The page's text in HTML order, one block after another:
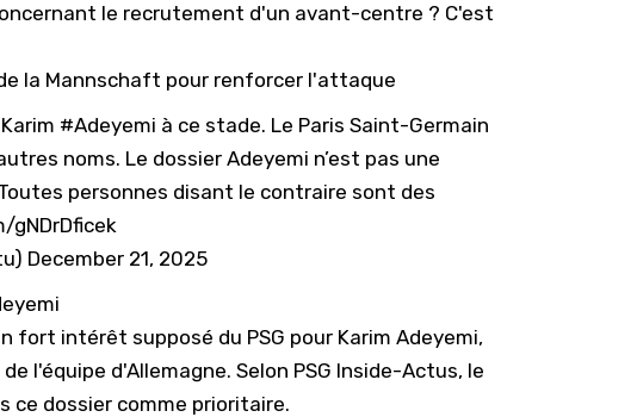
le recrutement d'un avant-centre ? C'est
la Mannschaft pour renforcer l'attaque
#Adeyemi à ce stade. Le Paris Saint-Germain
noms. Le dossier Adeyemi n’est pas une
personnes disant le contraire sont des
December 21, 2025
fort intérêt supposé du PSG pour Karim Adeyemi,
l'équipe d'Allemagne. Selon PSG Inside-Actus, le
ce dossier comme prioritaire.